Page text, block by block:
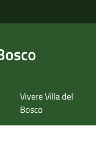
Vivere Villa del
Bosco